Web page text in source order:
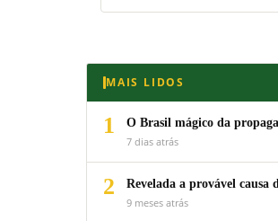
MAIS LIDOS
1
O Brasil mágico da
7 dias atrás
2
Revelada a provável
9 meses atrás